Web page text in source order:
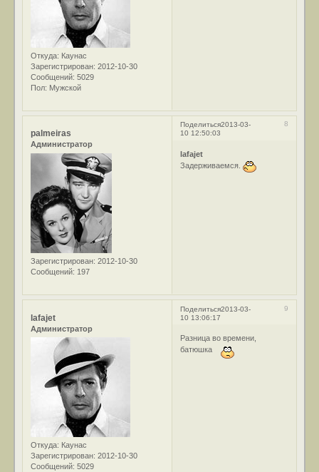
Откуда: Каунас
Зарегистрирован: 2012-10-30
Сообщений: 5029
Пол: Мужской
Поделиться 8
2013-03-
10 12:50:03
palmeiras
Администратор
Зарегистрирован: 2012-10-30
Сообщений: 197
lafajet
Задерживаемся.
Поделиться 9
2013-03-
10 13:06:17
lafajet
Администратор
Откуда: Каунас
Зарегистрирован: 2012-10-30
Сообщений: 5029
Разница во времени,
батюшка